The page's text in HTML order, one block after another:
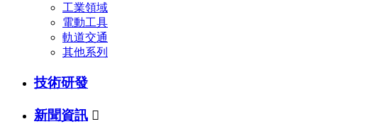
工業領域
電動工具
軌道交通
其他系列
技術研發
新聞資訊 